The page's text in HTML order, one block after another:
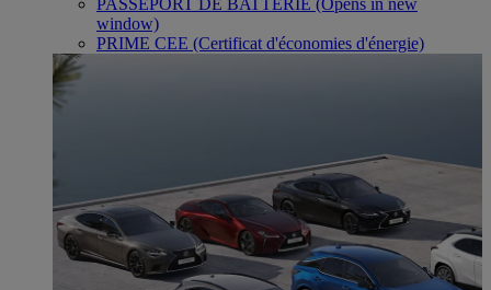
window)
PRIME CEE (Certificat d'économies d'énergie)